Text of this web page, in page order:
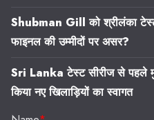
Shubman Gill को श्रीलंका
फाइनल की उम्मीदों पर असर?
Sri Lanka टेस्ट सीरीज से
किया नए खिलाड़ियों का स्वागत